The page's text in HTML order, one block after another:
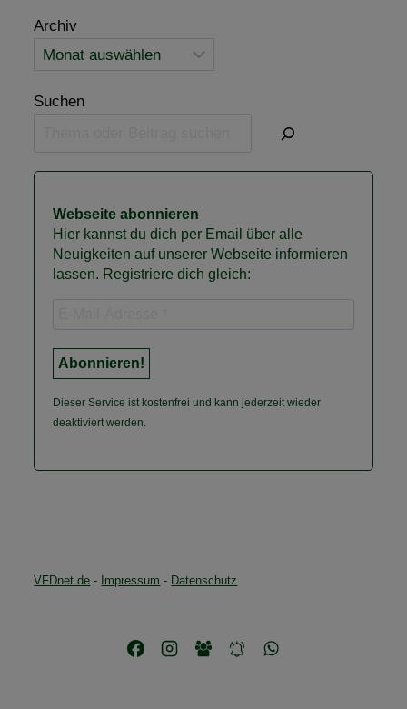
Archiv
Suchen
Webseite abonnieren
Hier kannst du dich per Email über alle
Neuigkeiten auf unserer Webseite informieren
lassen. Registriere dich gleich:
Dieser Service ist kostenfrei und kann jederzeit wieder
deaktiviert werden.
VFDnet.de - Impressum - Datenschutz